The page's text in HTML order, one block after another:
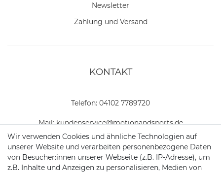
Newsletter
Zahlung und Versand
KONTAKT
Telefon: 04102 7789720
Mail:kundenservice@motionandsports.de
Jochim-Klindt-Str. 5
22926 Ahrensburg
Wir verwenden Cookies und ähnliche Technologien auf
unserer Website und verarbeiten personenbezogene Daten
von Besucher:innen unserer Webseite (z.B. IP-Adresse), um
z.B. Inhalte und Anzeigen zu personalisieren, Medien von